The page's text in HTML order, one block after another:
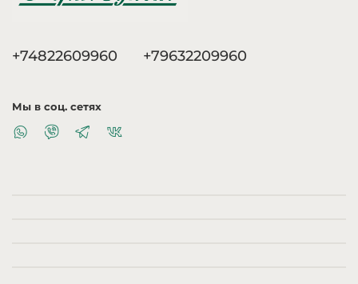
+74822609960 +79632209960
Мы в соц. сетях